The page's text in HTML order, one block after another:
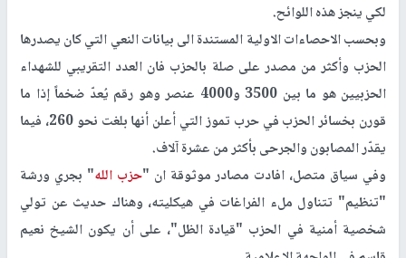
لكي ينجز هذه اللوائح.
وبحسب الاحصاءات الاولية المستندة الى بيانات النعي التي كان يصدرها
الحزب وأكثر من مصدر على صلة بالحزب فان العدد التقريبي للشهداء
الحزبيين هو ما بين 3500 و4000 عنصر وهو رقم يُعدّ ضخماً إذا ما
قورن بخسائر الحزب في حرب تموز التي أعلن أنها بلغت نحو 260، فيما
يقدّر المصابون والجرحى بأكثر من عشرة آلاف.
وفي سياق متصل، افادت مصادر موثوقة ان "حزب الله" بجري ورشة
"تنظيم" تتناول ملء الفراغات في هيكليته، وهناك حديث عن تولي
شخصية أمنية في الحزب "قيادة الظل"، على أن يكون الشيخ نعيم